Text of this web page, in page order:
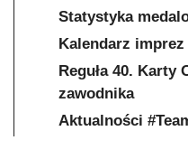
Statystyka
Kalendarz imprez
Reguła 40. Karty
zawodnika
Aktualności